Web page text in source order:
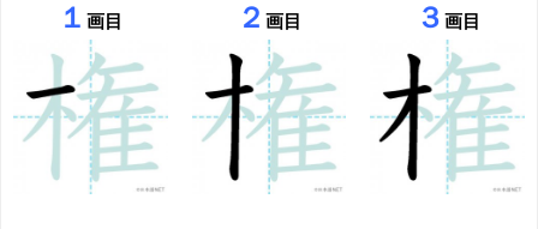
１画目 ２ 画目 ３ 画目